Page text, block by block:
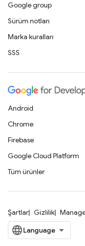
Google group
Sürüm notları
Marka kuralları
SSS
Android
Chrome
Firebase
Google Cloud Platform
Tüm ürünler
Şartlar Gizlilik